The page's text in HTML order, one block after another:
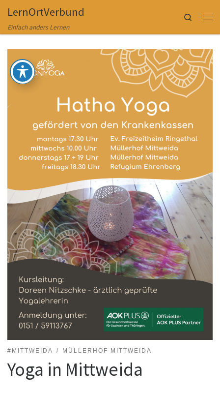
Zum Inhalt springen
LernOrtVerbund
Einfach anders Lernen
Search
#MITTWEIDA MÜLLERHOF MITTWEIDA
Yoga in Mittweida